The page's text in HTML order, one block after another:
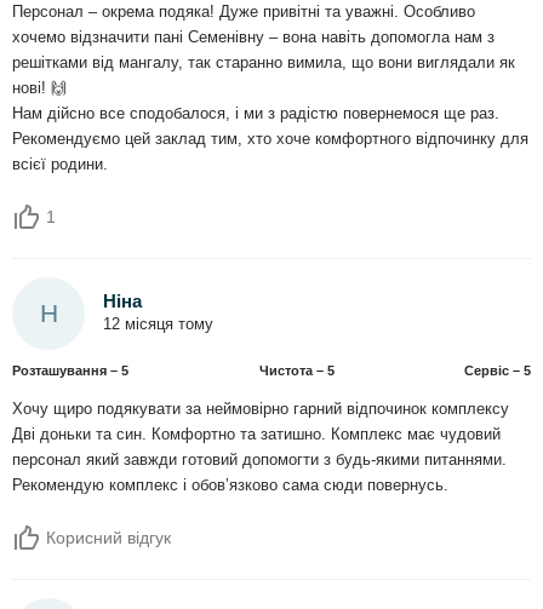
Персонал – окрема подяка! Дуже привітні та уважні. Особливо
хочемо відзначити пані Семенівну – вона навіть допомогла нам з
решітками від мангалу, так старанно вимила, що вони виглядали як
нові! 🙌
Нам дійсно все сподобалося, і ми з радістю повернемося ще раз.
Рекомендуємо цей заклад тим, хто хоче комфортного відпочинку для
всієї родини.
1
Н Ніна
12 місяця тому
Розташування – 5 Чистота – 5 Сервіс – 5
Хочу щиро подякувати за неймовірно гарний відпочинок комплексу
Дві доньки та син. Комфортно та затишно. Комплекс має чудовий
персонал який завжди готовий допомогти з будь-якими питаннями.
Рекомендую комплекс і обовʼязково сама сюди повернусь.
Корисний відгук